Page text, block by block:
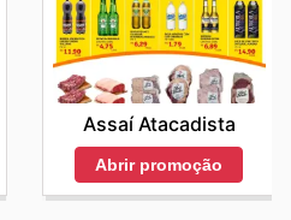
Assaí Atacadista
Abrir promoção